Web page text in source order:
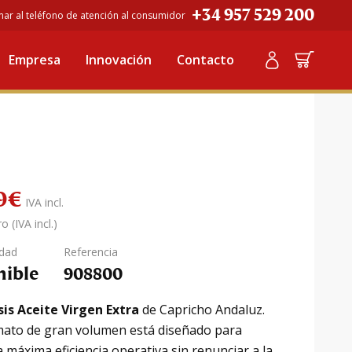
al teléfono de atención al consumidor +34 957 529 200
Empresa Innovación Contacto
Caja 552 unidades
€ IVA incl.
(IVA incl.)
Referencia
908800
Aceite Virgen Extra de Capricho Andaluz.
de gran volumen está diseñado para